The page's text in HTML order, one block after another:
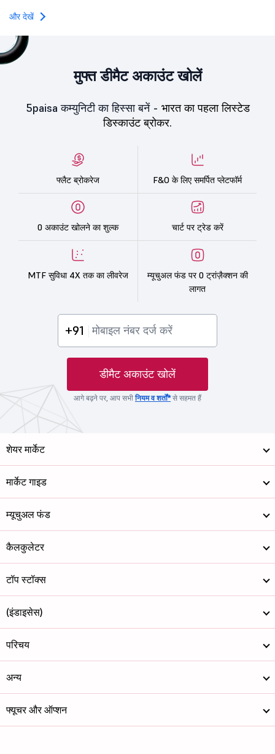
और देखें
मुफ्त डीमैट अकाउंट खोलें
5paisa कम्युनिटी का हिस्सा बनें - भारत का पहला लिस्टेड
डिस्काउंट ब्रोकर.
फ्लैट ब्रोकरेज F&O के लिए समर्पित प्लेटफॉर्म
0 अकाउंट खोलने का शुल्क चार्ट पर ट्रेड करें
MTF सुविधा 4X तक का लीवरेज
म्यूचुअल फंड पर 0 ट्रांज़ैक्शन की
लागत
+91
डीमैट अकाउंट खोलें
आगे बढ़ने पर, आप सभीनियम व शर्तों*से सहमत हैं
शेयर मार्केट
मार्केट गाइड
म्यूचुअल फंड
कैलकुलेटर
टॉप स्टॉक्स
(इंडाइसेस)
परिचय
अन्य
फ्यूचर और ऑप्शन